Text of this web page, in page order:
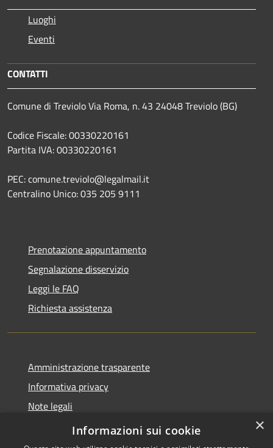
Luoghi
Eventi
CONTATTI
Comune di Treviolo Via Roma, n. 43 24048 Treviolo (BG)
Codice Fiscale: 00330220161
Partita IVA: 00330220161
PEC: comune.treviolo@legalmail.it
Centralino Unico:035 205 9111
Prenotazione appuntamento
Segnalazione disservizio
Leggi le FAQ
Richiesta assistenza
Amministrazione trasparente
Informativa privacy
Note legali
Dichiarazione di accessibilità
×
Informazioni sui cookie